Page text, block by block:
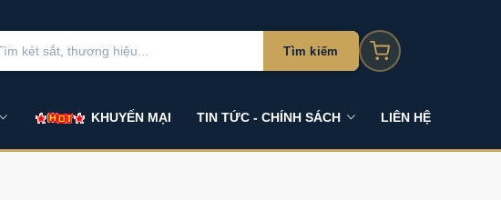
Tìm kiếm
KHUYẾN MẠI TIN TỨC - CHÍNH SÁCH LIÊN HỆ